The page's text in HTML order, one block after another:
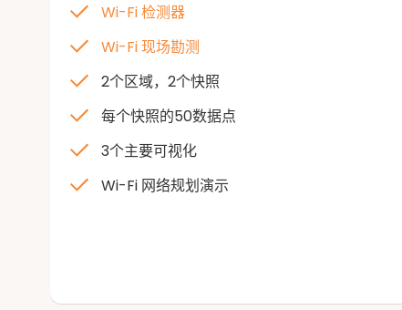
Wi-Fi 检测器
Wi-Fi 现场勘测
2个区域，2个快照
每个快照的50数据点
3个主要可视化
Wi-Fi 网络规划演示